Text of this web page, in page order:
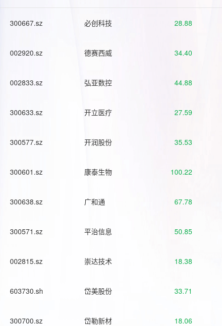
300667.sz 必创科技 28.88
002920.sz 德赛西威 34.40
002833.sz 弘亚数控 44.88
300633.sz 开立医疗 27.59
300577.sz 开润股份 35.53
300601.sz 康泰生物 100.22
300638.sz 广和通 67.78
300571.sz 平治信息 50.85
002815.sz 崇达技术 18.38
603730.sh 岱美股份 33.71
300700.sz 岱勒新材 18.06